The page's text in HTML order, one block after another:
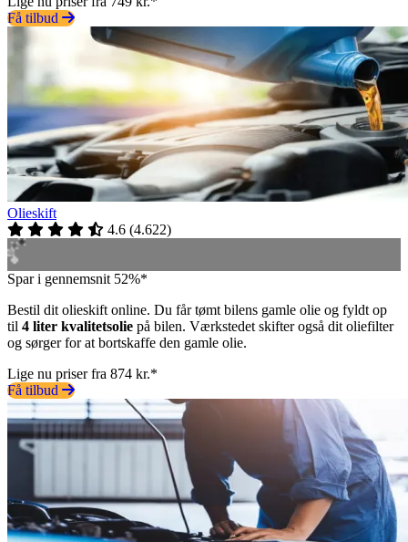
Få tilbud
Olieskift
4.6 (4.622)
Spar i gennemsnit 52%*
Bestil dit olieskift online. Du får tømt bilens gamle olie og fyldt op
til 4 liter kvalitetsolie på bilen. Værkstedet skifter også dit oliefilter
og sørger for at bortskaffe den gamle olie.
Lige nu priser fra 874 kr.*
Få tilbud